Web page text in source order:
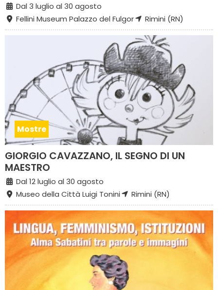
Dal 3 luglio al 30 agosto
Fellini Museum Palazzo del Fulgor
Rimini (RN)
Mostre
GIORGIO CAVAZZANO, IL SEGNO DI UN
MAESTRO
Dal 12 luglio al 30 agosto
Museo della Città Luigi Tonini
Rimini (RN)